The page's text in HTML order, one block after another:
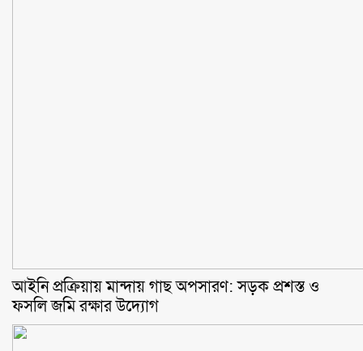
আইনি প্রক্রিয়ায় মান্দায় গাছ অপসারণ: সড়ক প্রশস্ত ও
ফসলি জমি রক্ষার উদ্যোগ